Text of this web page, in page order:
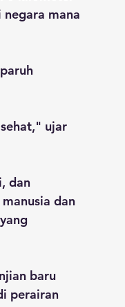
mana
ujar
dan
dan
baru
perairan